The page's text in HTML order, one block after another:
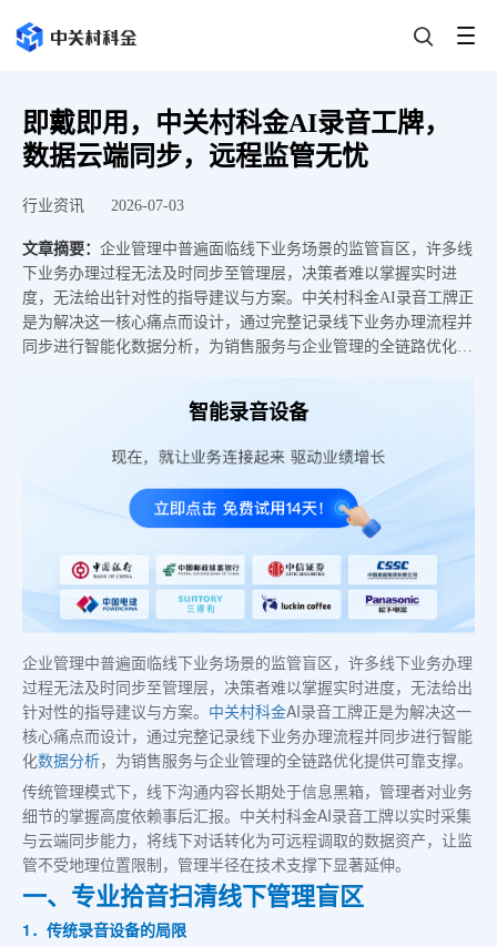
即戴即用，中关村科金AI录音工牌，
数据云端同步，远程监管无忧
行业资讯 2026-07-03
文章摘要： 企业管理中普遍面临线下业务场景的监管盲区，许多线
下业务办理过程无法及时同步至管理层，决策者难以掌握实时进
度，无法给出针对性的指导建议与方案。中关村科金AI录音工牌正
是为解决这一核心痛点而设计，通过完整记录线下业务办理流程并
同步进行智能化数据分析，为销售服务与企业管理的全链路优化提
智能录音设备
企业管理中普遍面临线下业务场景的监管盲区，许多线下业务办理
过程无法及时同步至管理层，决策者难以掌握实时进度，无法给出
针对性的指导建议与方案。 中关村科金AI录音工牌正是为解决这一
核心痛点而设计，通过完整记录线下业务办理流程并同步进行智能
化数据分析，为销售服务与企业管理的全链路优化提供可靠支撑。
传统管理模式下，线下沟通内容长期处于信息黑箱，管理者对业务
细节的掌握高度依赖事后汇报。中关村科金AI录音工牌以实时采集
与云端同步能力，将线下对话转化为可远程调取的数据资产，让监
管不受地理位置限制，管理半径在技术支撑下显著延伸。
一、专业拾音扫清线下管理盲区
1．传统录音设备的局限